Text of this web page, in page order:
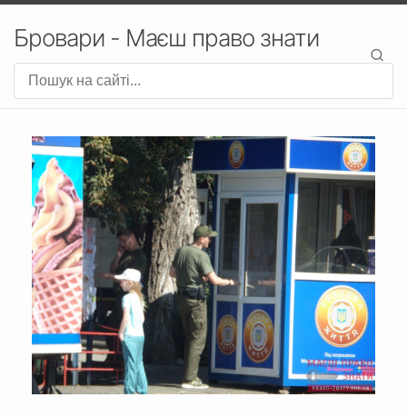
Бровари - Маєш право знати